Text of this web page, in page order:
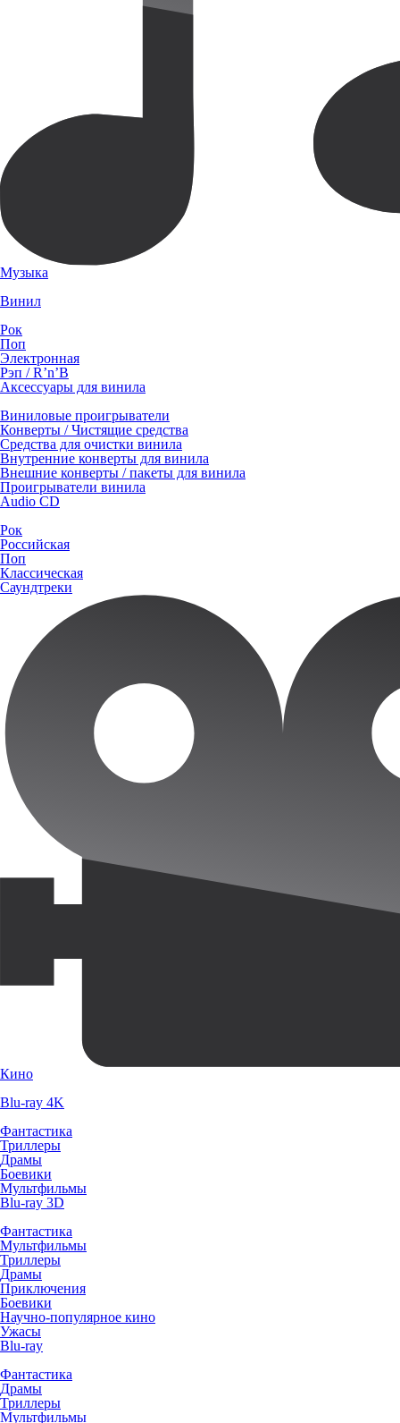
Музыка
Винил
Рок
Поп
Электронная
Рэп / R’n’B
Аксессуары для винила
Виниловые проигрыватели
Конверты / Чистящие средства
Средства для очистки винила
Внутренние конверты для винила
Внешние конверты / пакеты для винила
Проигрыватели винила
Audio CD
Рок
Российская
Поп
Классическая
Саундтреки
Кино
Blu-ray 4K
Фантастика
Триллеры
Драмы
Боевики
Мультфильмы
Blu-ray 3D
Фантастика
Мультфильмы
Триллеры
Драмы
Приключения
Боевики
Научно-популярное кино
Ужасы
Blu-ray
Фантастика
Драмы
Триллеры
Мультфильмы